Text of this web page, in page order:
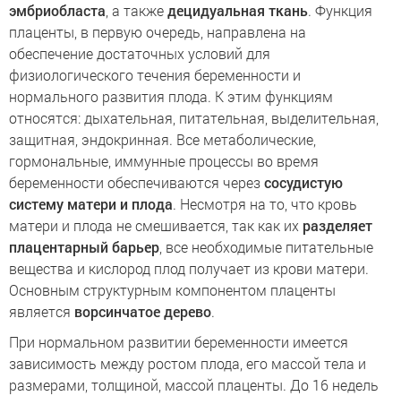
эмбриобласта , а такжедецидуальная ткань. Функция
плаценты, в первую очередь, направлена на
обеспечение достаточных условий для
физиологического течения беременности и
нормального развития плода. К этим функциям
относятся: дыхательная, питательная, выделительная,
защитная, эндокринная. Все метаболические,
гормональные, иммунные процессы во время
беременности обеспечиваются черезсосудистую
систему матери и плода. Несмотря на то, что кровь
матери и плода не смешивается, так как их разделяет
плацентарный барьер , все необходимые питательные
вещества и кислород плод получает из крови матери.
Основным структурным компонентом плаценты
является ворсинчатое дерево.
При нормальном развитии беременности имеется
зависимость между ростом плода, его массой тела и
размерами, толщиной, массой плаценты. До 16 недель